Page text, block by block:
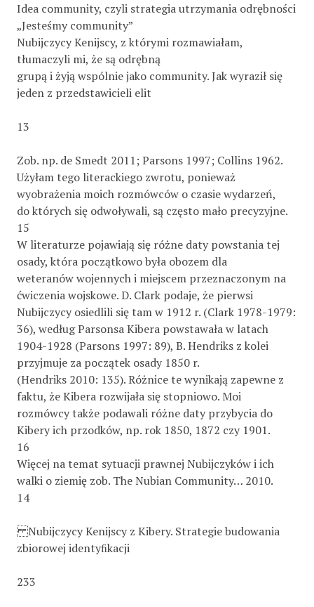
Idea community, czyli strategia utrzymania odrębności
„Jesteśmy community”
Nubijczycy Kenijscy, z którymi rozmawiałam,
tłumaczyli mi, że są odrębną
grupą i żyją wspólnie jako community. Jak wyraził się
jeden z przedstawicieli elit
13
Zob. np. de Smedt 2011; Parsons 1997; Collins 1962.
Użyłam tego literackiego zwrotu, ponieważ
wyobrażenia moich rozmówców o czasie wydarzeń,
do których się odwoływali, są często mało precyzyjne.
15
W literaturze pojawiają się różne daty powstania tej
osady, która początkowo była obozem dla
weteranów wojennych i miejscem przeznaczonym na
ćwiczenia wojskowe. D. Clark podaje, że pierwsi
Nubijczycy osiedlili się tam w 1912 r. (Clark 1978-1979:
36), według Parsonsa Kibera powstawała w latach
1904-1928 (Parsons 1997: 89), B. Hendriks z kolei
przyjmuje za początek osady 1850 r.
(Hendriks 2010: 135). Różnice te wynikają zapewne z
faktu, że Kibera rozwijała się stopniowo. Moi
rozmówcy także podawali różne daty przybycia do
Kibery ich przodków, np. rok 1850, 1872 czy 1901.
16
Więcej na temat sytuacji prawnej Nubijczyków i ich
walki o ziemię zob. The Nubian Community… 2010.
14
Nubijczycy Kenijscy z Kibery. Strategie budowania
zbiorowej identyﬁkacji
233